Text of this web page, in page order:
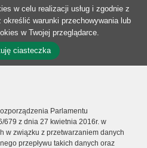
w celu realizacji usług i zgodnie z
określić warunki przechowywania lub
w Twojej przeglądarce.
ciasteczka
Parlamentu
679 z dnia 27 kwietnia 2016r. w
w związku z przetwarzaniem danych
przepływu takich danych oraz